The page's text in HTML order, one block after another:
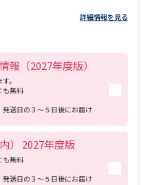
詳細情報を見る
報（2027年度版）
。
も無料
発送日の３～５日後にお届け
） 2027年度版
も無料
発送日の３～５日後にお届け